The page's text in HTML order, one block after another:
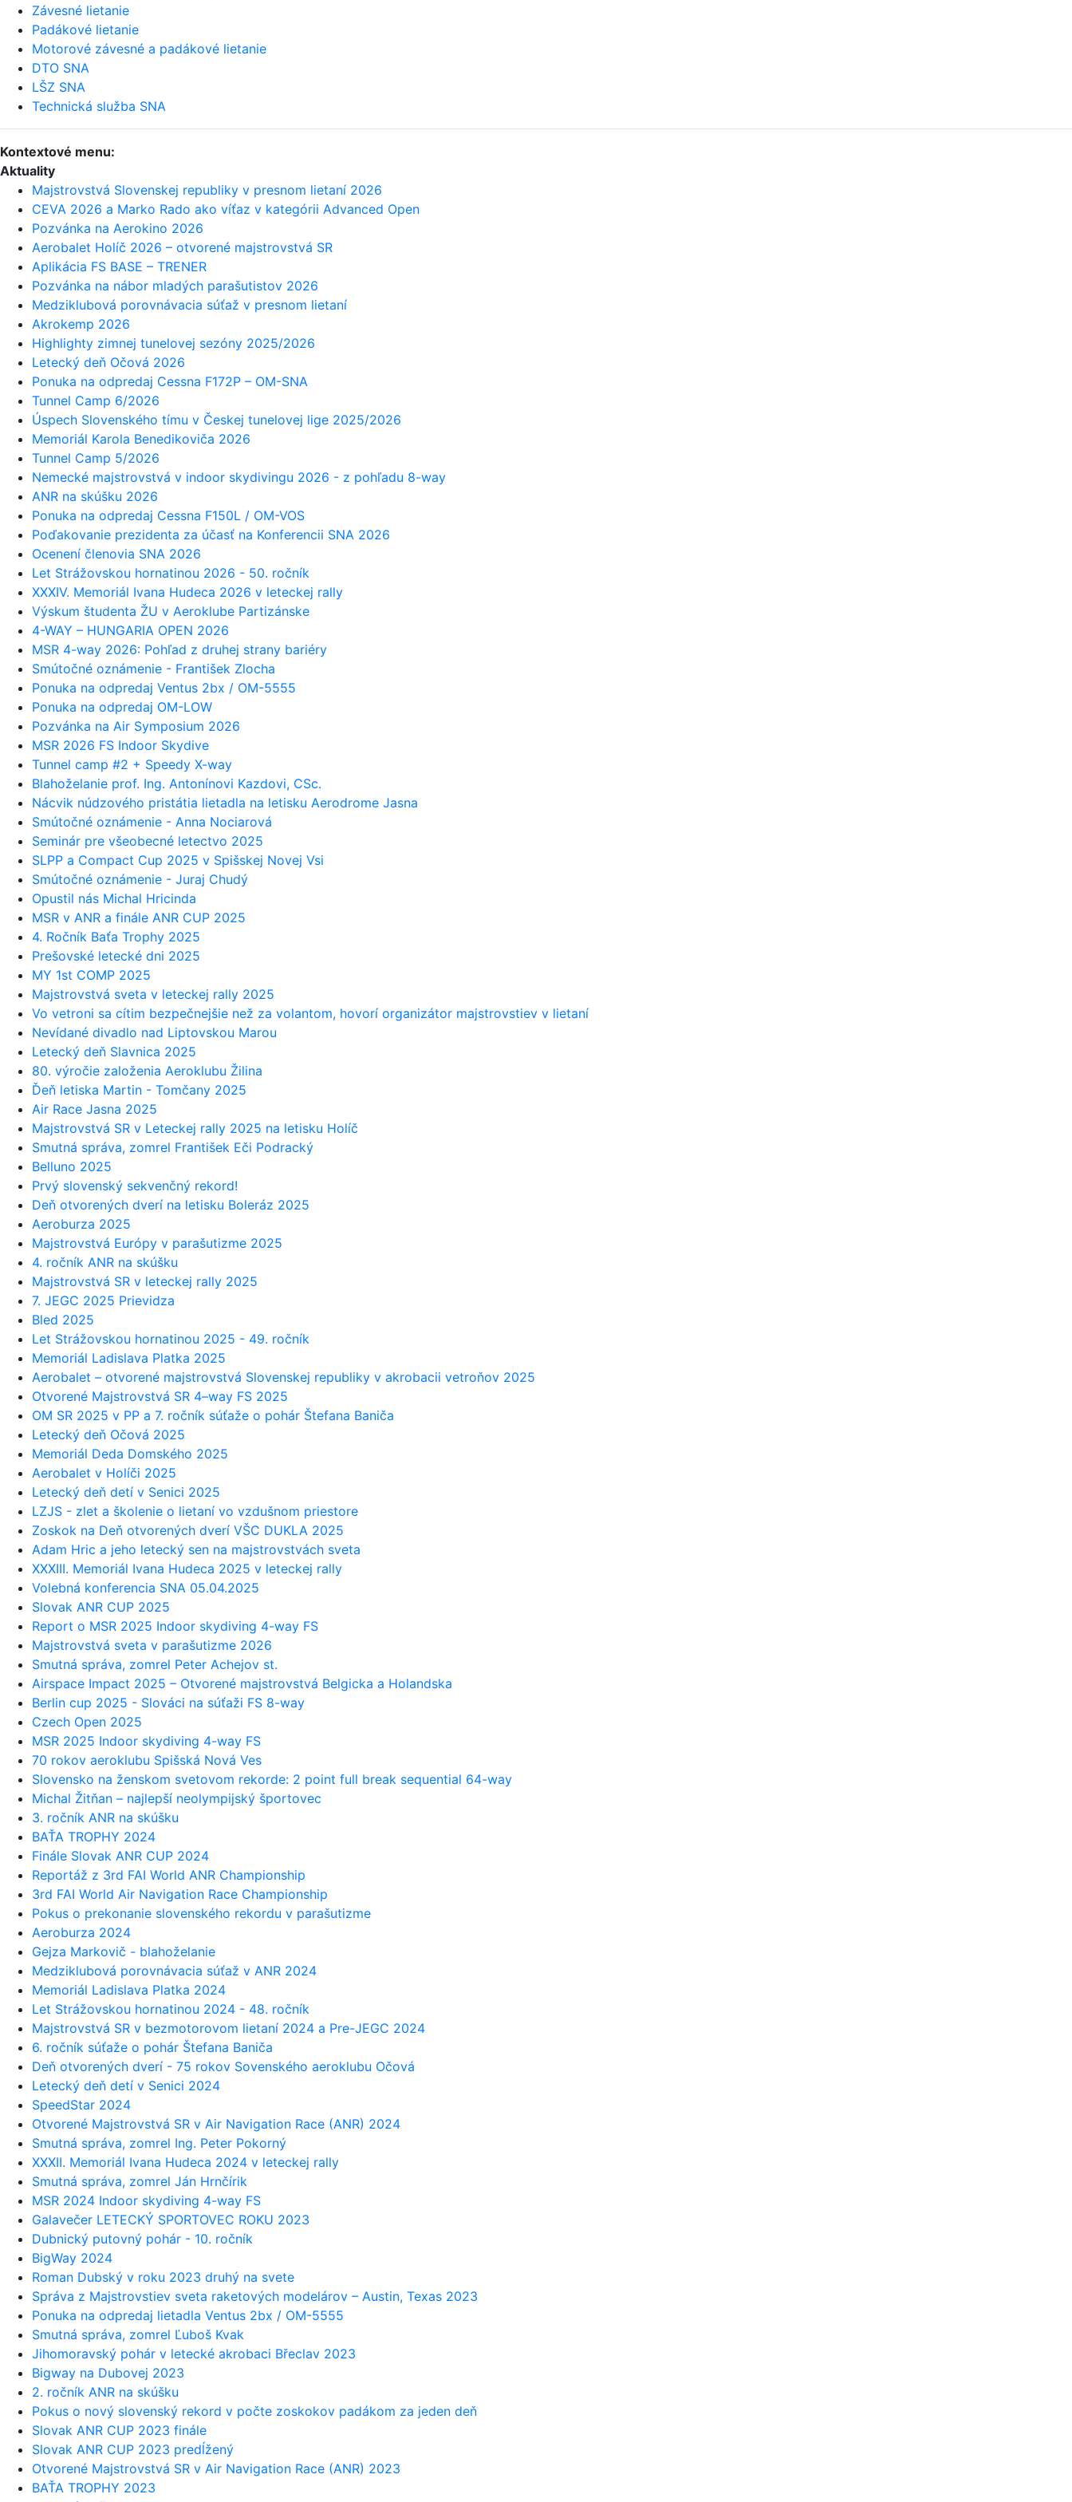
Závesné lietanie
Padákové lietanie
Motorové závesné a padákové lietanie
DTO SNA
LŠZ SNA
Technická služba SNA
Kontextové menu:
Aktuality
Majstrovstvá Slovenskej republiky v presnom lietaní 2026
CEVA 2026 a Marko Rado ako víťaz v kategórii Advanced Open
Pozvánka na Aerokino 2026
Aerobalet Holíč 2026 – otvorené majstrovstvá SR
Aplikácia FS BASE – TRENER
Pozvánka na nábor mladých parašutistov 2026
Medziklubová porovnávacia súťaž v presnom lietaní
Akrokemp 2026
Highlighty zimnej tunelovej sezóny 2025/2026
Letecký deň Očová 2026
Ponuka na odpredaj Cessna F172P – OM-SNA
Tunnel Camp 6/2026
Úspech Slovenského tímu v Českej tunelovej lige 2025/2026
Memoriál Karola Benedikoviča 2026
Tunnel Camp 5/2026
Nemecké majstrovstvá v indoor skydivingu 2026 - z pohľadu 8-way
ANR na skúšku 2026
Ponuka na odpredaj Cessna F150L / OM-VOS
Poďakovanie prezidenta za účasť na Konferencii SNA 2026
Ocenení členovia SNA 2026
Let Strážovskou hornatinou 2026 - 50. ročník
XXXIV. Memoriál Ivana Hudeca 2026 v leteckej rally
Výskum študenta ŽU v Aeroklube Partizánske
4-WAY – HUNGARIA OPEN 2026
MSR 4-way 2026: Pohľad z druhej strany bariéry
Smútočné oznámenie - František Zlocha
Ponuka na odpredaj Ventus 2bx / OM-5555
Ponuka na odpredaj OM-LOW
Pozvánka na Air Symposium 2026
MSR 2026 FS Indoor Skydive
Tunnel camp #2 + Speedy X-way
Blahoželanie prof. Ing. Antonínovi Kazdovi, CSc.
Nácvik núdzového pristátia lietadla na letisku Aerodrome Jasna
Smútočné oznámenie - Anna Nociarová
Seminár pre všeobecné letectvo 2025
SLPP a Compact Cup 2025 v Spišskej Novej Vsi
Smútočné oznámenie - Juraj Chudý
Opustil nás Michal Hricinda
MSR v ANR a finále ANR CUP 2025
4. Ročník Baťa Trophy 2025
Prešovské letecké dni 2025
MY 1st COMP 2025
Majstrovstvá sveta v leteckej rally 2025
Vo vetroni sa cítim bezpečnejšie než za volantom, hovorí organizátor majstrovstiev v lietaní
Nevídané divadlo nad Liptovskou Marou
Letecký deň Slavnica 2025
80. výročie založenia Aeroklubu Žilina
Ďeň letiska Martin - Tomčany 2025
Air Race Jasna 2025
Majstrovstvá SR v Leteckej rally 2025 na letisku Holíč
Smutná správa, zomrel František Eči Podracký
Belluno 2025
Prvý slovenský sekvenčný rekord!
Deň otvorených dverí na letisku Boleráz 2025
Aeroburza 2025
Majstrovstvá Európy v parašutizme 2025
4. ročník ANR na skúšku
Majstrovstvá SR v leteckej rally 2025
7. JEGC 2025 Prievidza
Bled 2025
Let Strážovskou hornatinou 2025 - 49. ročník
Memoriál Ladislava Platka 2025
Aerobalet – otvorené majstrovstvá Slovenskej republiky v akrobacii vetroňov 2025
Otvorené Majstrovstvá SR 4–way FS 2025
OM SR 2025 v PP a 7. ročník súťaže o pohár Štefana Baniča
Letecký deň Očová 2025
Memoriál Deda Domského 2025
Aerobalet v Holíči 2025
Letecký deň detí v Senici 2025
LZJS - zlet a školenie o lietaní vo vzdušnom priestore
Zoskok na Deň otvorených dverí VŠC DUKLA 2025
Adam Hric a jeho letecký sen na majstrovstvách sveta
XXXIII. Memoriál Ivana Hudeca 2025 v leteckej rally
Volebná konferencia SNA 05.04.2025
Slovak ANR CUP 2025
Report o MSR 2025 Indoor skydiving 4-way FS
Majstrovstvá sveta v parašutizme 2026
Smutná správa, zomrel Peter Achejov st.
Airspace Impact 2025 – Otvorené majstrovstvá Belgicka a Holandska
Berlin cup 2025 - Slováci na súťaži FS 8-way
Czech Open 2025
MSR 2025 Indoor skydiving 4-way FS
70 rokov aeroklubu Spišská Nová Ves
Slovensko na ženskom svetovom rekorde: 2 point full break sequential 64-way
Michal Žitňan – najlepší neolympijský športovec
3. ročník ANR na skúšku
BAŤA TROPHY 2024
Finále Slovak ANR CUP 2024
Reportáž z 3rd FAI World ANR Championship
3rd FAI World Air Navigation Race Championship
Pokus o prekonanie slovenského rekordu v parašutizme
Aeroburza 2024
Gejza Markovič - blahoželanie
Medziklubová porovnávacia súťaž v ANR 2024
Memoriál Ladislava Platka 2024
Let Strážovskou hornatinou 2024 - 48. ročník
Majstrovstvá SR v bezmotorovom lietaní 2024 a Pre-JEGC 2024
6. ročník súťaže o pohár Štefana Baniča
Deň otvorených dverí - 75 rokov Sovenského aeroklubu Očová
Letecký deň detí v Senici 2024
SpeedStar 2024
Otvorené Majstrovstvá SR v Air Navigation Race (ANR) 2024
Smutná správa, zomrel Ing. Peter Pokorný
XXXII. Memoriál Ivana Hudeca 2024 v leteckej rally
Smutná správa, zomrel Ján Hrnčírik
MSR 2024 Indoor skydiving 4-way FS
Galavečer LETECKÝ SPORTOVEC ROKU 2023
Dubnický putovný pohár - 10. ročník
BigWay 2024
Roman Dubský v roku 2023 druhý na svete
Správa z Majstrovstiev sveta raketových modelárov – Austin, Texas 2023
Ponuka na odpredaj lietadla Ventus 2bx / OM-5555
Smutná správa, zomrel Ľuboš Kvak
Jihomoravský pohár v letecké akrobaci Břeclav 2023
Bigway na Dubovej 2023
2. ročník ANR na skúšku
Pokus o nový slovenský rekord v počte zoskokov padákom za jeden deň
Slovak ANR CUP 2023 finále
Slovak ANR CUP 2023 predĺžený
Otvorené Majstrovstvá SR v Air Navigation Race (ANR) 2023
BAŤA TROPHY 2023